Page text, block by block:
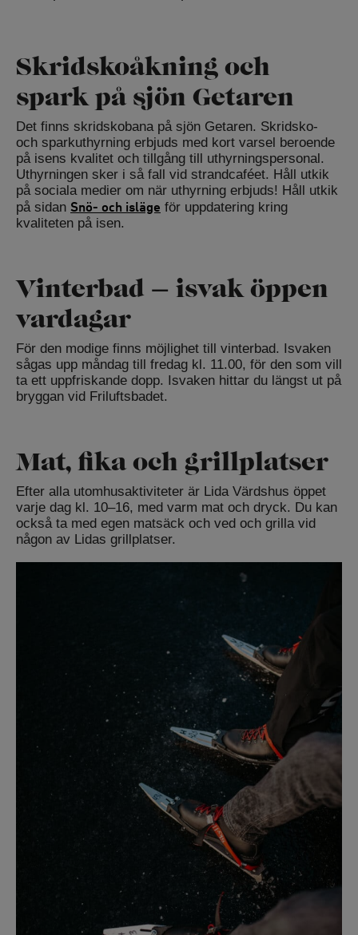
Skridskoåkning och
spark på sjön Getaren
Det finns skridskobana på sjön Getaren. Skridsko-
och sparkuthyrning erbjuds med kort varsel beroende
på isens kvalitet och tillgång till uthyrningspersonal.
Uthyrningen sker i så fall vid strandcaféet. Håll utkik
på sociala medier om när uthyrning erbjuds! Håll utkik
på sidan Snö- och isläge för uppdatering kring
kvaliteten på isen.
Vinterbad – isvak öppen
vardagar
För den modige finns möjlighet till vinterbad. Isvaken
sågas upp måndag till fredag kl. 11.00, för den som vill
ta ett uppfriskande dopp. Isvaken hittar du längst ut på
bryggan vid Friluftsbadet.
Mat, fika och grillplatser
Efter alla utomhusaktiviteter är Lida Värdshus öppet
varje dag kl. 10–16, med varm mat och dryck. Du kan
också ta med egen matsäck och ved och grilla vid
någon av Lidas grillplatser.